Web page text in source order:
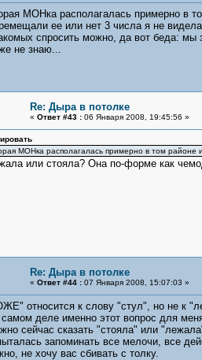
МОНка располагалась примерно в
ее или нет 3 числа я не
спросить можно, да вот беда: мы
не знаю...
Re: Дыра в потолке
« Ответ #43 : 06 Января 2008, 19:45:56 »
МОНка располагалась примерно в том районе
или стояла? Она по-форме как
Re: Дыра в потолке
« Ответ #44 : 07 Января 2008, 15:07:03 »
относится к слову "стул", но не к
самом деле именно этот вопрос для
сейчас сказать "стояла" или
запоминать все мелочи, все
не хочу вас сбивать с толку.